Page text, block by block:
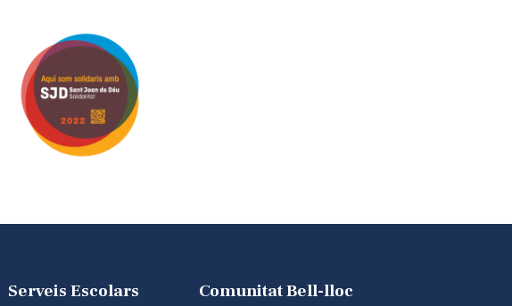
Serveis Escolars Comunitat Bell-lloc